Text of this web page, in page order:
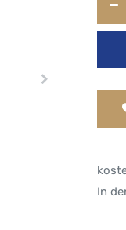
In